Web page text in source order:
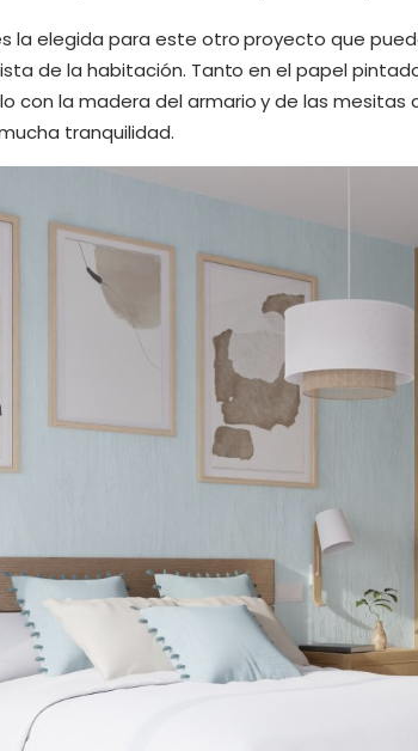
la elegida para este otro proyecto que
de la habitación. Tanto en el papel
con la madera del armario y de las
tranquilidad.